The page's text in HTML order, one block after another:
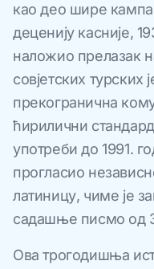
као део шире
деценију касније,
наложио прелазак
совјетских
прекогранична
ћирилични стандард
употреби до 1991.
прогласио
латиницу, чиме је
садашње писмо од
Ова трогодишња